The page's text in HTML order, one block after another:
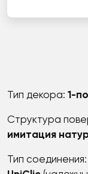
Тип декора: 1-
Структура
имитация
Тип соединения: